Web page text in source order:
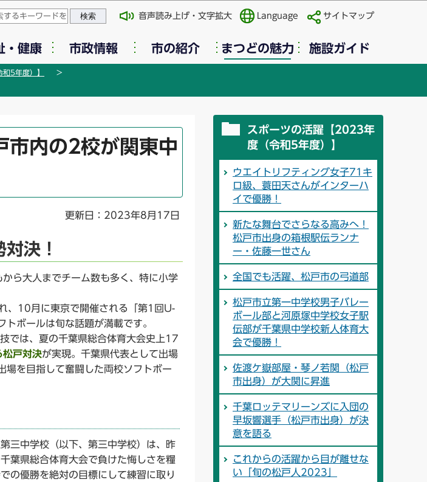
ジの本文へ移動
音声読み上げ・文字拡大 Language サイトマップ
・健康 市政情報 市の紹介 まつどの魅力 施設ガイド
5年度）】
市内の2校が関東中
更新日：2023年8月17日
決！
ら大人までチーム数も多く、特に小学
、10月に東京で開催される「第1回U-
ボールは旬な話題が満載です。
では、夏の千葉県総合体育大会史上17
松戸対決が実現。千葉県代表として出場
場を目指して奮闘した両校ソフトボー
三中学校（以下、第三中学校）は、昨
葉県総合体育大会で負けた悔しさを糧
の優勝を絶対の目標にして練習に取り
スポーツの活躍【2023年
度（令和5年度）】
ウエイトリフティング女子71キ
ロ級、蓑田天さんがインターハ
イで優勝！
新たな舞台でさらなる高みへ！
松戸市出身の箱根駅伝ランナ
ー・佐藤一世さん
全国でも活躍、松戸市の弓道部
松戸市立第一中学校男子バレー
ボール部と河原塚中学校女子駅
伝部が千葉県中学校新人体育大
会で優勝！
佐渡ケ嶽部屋・琴ノ若関（松戸
市出身）が大関に昇進
千葉ロッテマリーンズに入団の
早坂響選手（松戸市出身）が決
意を語る
これからの活躍から目が離せな
い「旬の松戸人2023」